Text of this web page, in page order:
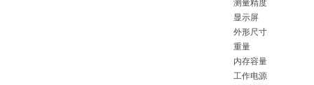
测量精度
显示屏
外形尺寸
重量
内存容量
工作电源